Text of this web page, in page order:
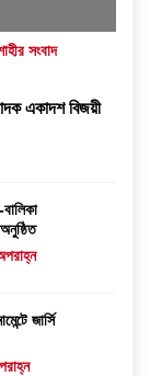
সংবাদ
একাদশ বিজয়ী
জার্সি